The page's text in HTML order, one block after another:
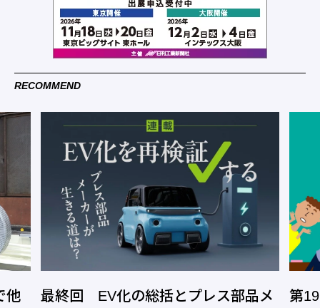
RECOMMEND
他
最終回 EV化の総括とプレス部品メ
第